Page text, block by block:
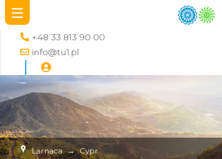
+48 33 813 90 00
info@tu1.pl
Larnaca → Cypr